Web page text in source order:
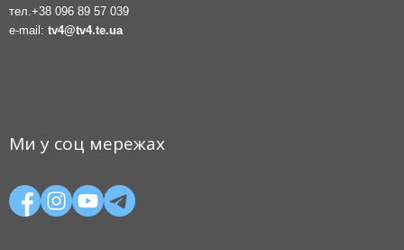
тел. +38 096 89 57 039
e-mail: tv4@tv4.te.ua
Ми у соц мережах